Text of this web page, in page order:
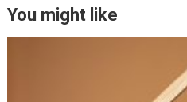
You might like